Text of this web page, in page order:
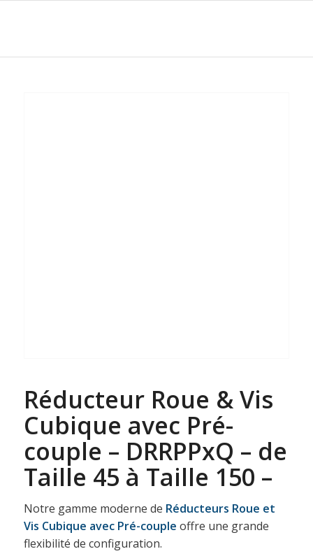
Réducteur Roue & Vis
Cubique avec Pré-
couple – DRRPPxQ – de
Taille 45 à Taille 150 –
Notre gamme moderne de Réducteurs Roue et
Vis Cubique avec Pré-couple offre une grande
flexibilité de configuration.